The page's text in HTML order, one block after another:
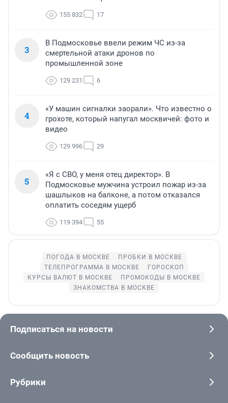
155 832 17
3
В Подмосковье ввели режим ЧС из-за
смертельной атаки дронов по
промышленной зоне
129 231 6
4
«У машин сигналки заорали». Что известно о
грохоте, который напугал москвичей: фото и
видео
129 996 29
5
«Я с СВО, у меня отец директор». В
Подмосковье мужчина устроил пожар из-за
шашлыков на балконе, а потом отказался
оплатить соседям ущерб
119 394 55
ПОГОДА В МОСКВЕ
ПРОБКИ В МОСКВЕ
ТЕЛЕПРОГРАММА В МОСКВЕ
ГОРОСКОП
КУРСЫ ВАЛЮТ В МОСКВЕ
ПРОМОКОДЫ В МОСКВЕ
ЗНАКОМСТВА В МОСКВЕ
Подписаться на новости
Сообщить новость
Рубрики